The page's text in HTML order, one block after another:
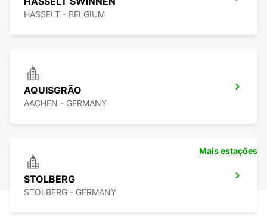
HASSELT - BELGIUM
AQUISGRÃO
AACHEN - GERMANY
STOLBERG
STOLBERG - GERMANY
Mais estações